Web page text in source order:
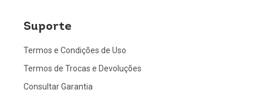
Suporte
Termos e Condições de Uso
Termos de Trocas e Devoluções
Consultar Garantia